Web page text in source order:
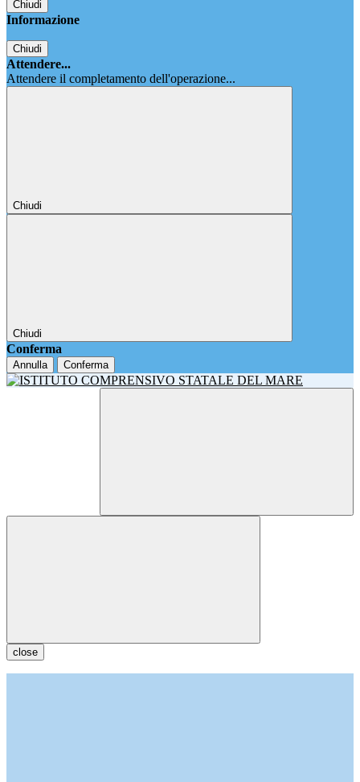
Chiudi
Informazione
Chiudi
Attendere...
Attendere il completamento dell'operazione...
Chiudi
Chiudi
Conferma
Annulla Conferma
close